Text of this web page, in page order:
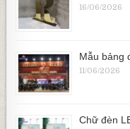
16/06/2026
Mẫu bảng
11/06/2026
Chữ đèn